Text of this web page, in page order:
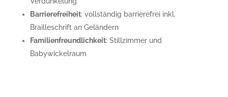
Barrierefreiheit: vollständig barrierefrei inkl.
Brailleschrift an Geländern
Familienfreundlichkeit: Stillzimmer und
Babywickelraum